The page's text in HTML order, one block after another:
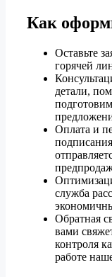
Как
Оставьте
горячей
детали,
Оплата и
служба
Обратная
вами
контроля
работе